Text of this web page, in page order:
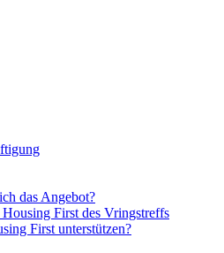
das Angebot?
First des Vringstreffs
First unterstützen?